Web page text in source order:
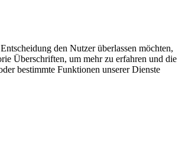
den Nutzer überlassen möchten,
Überschriften, um mehr zu erfahren und die
bestimmte Funktionen unserer Dienste